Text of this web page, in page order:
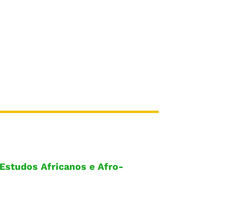
Africanos e Afro-